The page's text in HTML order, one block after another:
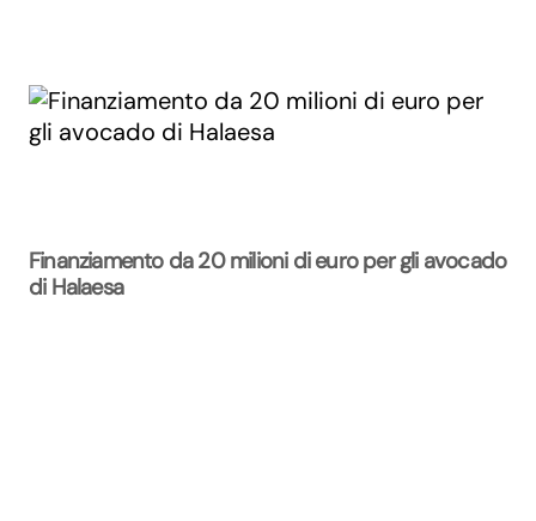
Finanziamento da 20 milioni di euro per gli avocado
di Halaesa